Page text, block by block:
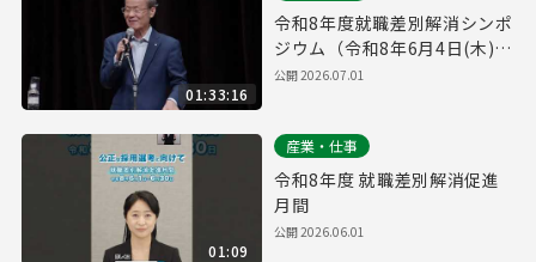
01:33:16
令和8年度就職差別解消シンポ
ジウム（令和8年6月4日(木)開
催）
公開2026.07.01
01:09
産業・仕事
令和8年度 就職差別解消促進
月間
公開2026.06.01